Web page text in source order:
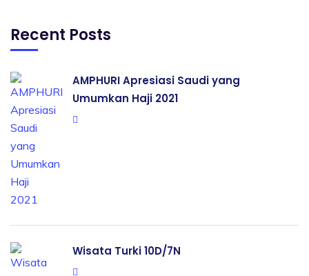
Recent Posts
AMPHURI Apresiasi Saudi yang
Umumkan Haji 2021
Wisata Turki 10D/7N